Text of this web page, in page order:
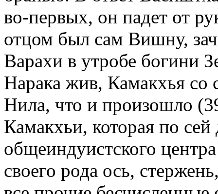
во-первых, он падет от
отцом был сам Вишну,
Варахи в утробе богини
Нарака жив, Камакхья со
Нила, что и произошло
Камакхьи, которая по сей
общеиндуистского
своего рода ось,